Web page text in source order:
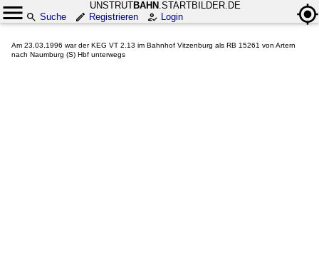
UNSTRUTBAHN .STARTBILDER.DE
Suche
Registrieren Login
Am 23.03.1996 war der KEG VT 2.13 im Bahnhof Vitzenburg als RB 15261 von Artern
nach Naumburg (S) Hbf unterwegs